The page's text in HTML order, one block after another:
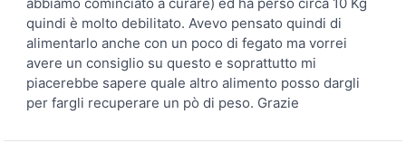
quindi è molto debilitato. Avevo pensato quindi di
alimentarlo anche con un poco di fegato ma vorrei
avere un consiglio su questo e soprattutto mi
piacerebbe sapere quale altro alimento posso dargli
per fargli recuperare un pò di peso. Grazie